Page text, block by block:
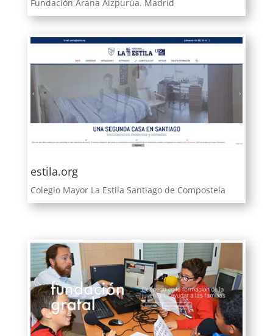
Fundación Arana Aizpurúa. Madrid
estila.org
Colegio Mayor La Estila Santiago de Compostela